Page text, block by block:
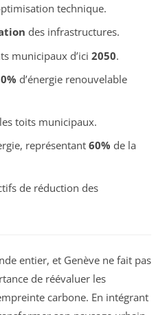
technique.
des infrastructures.
municipaux d’ici 2050.
d’énergie renouvelable
toits municipaux.
représentant60% de la
de réduction des
entier, et Genève ne fait pas
de réévaluer les
carbone. En intégrant